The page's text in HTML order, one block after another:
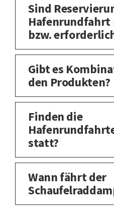
Sind
Hafenrundfahrt
bzw.
Gibt es
den Produkten?
Finden die
statt?
Wann fährt der